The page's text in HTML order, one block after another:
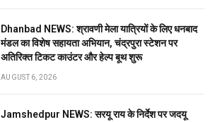
Dhanbad NEWS: श्रावणी मेला यात्रियों के लिए धनबाद
मंडल का विशेष सहायता अभियान, चंद्रपुरा स्टेशन पर
अतिरिक्त टिकट काउंटर और हेल्प बूथ शुरू
AUGUST 6, 2026
Jamshedpur NEWS: सरयू राय के निर्देश पर जदयू